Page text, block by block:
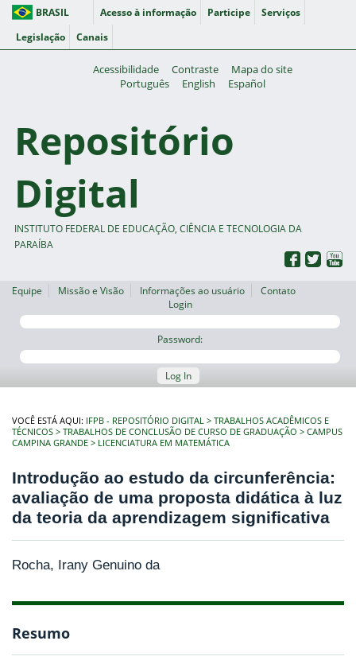
BRASIL Acesso à informação Participe
Serviços
Legislação
Canais
Acessibilidade Contraste
Mapa do site
Português
English Español
Repositório
Digital
INSTITUTO FEDERAL DE EDUCAÇÃO, CIÊNCIA E TECNOLOGIA DA
PARAÍBA
Equipe Missão e Visão Informações ao usuário
Contato
Login
Password:
Log In
VOCÊ ESTÁ AQUI: IFPB - REPOSITÓRIO DIGITAL
TRABALHOS ACADÊMICOS E
TÉCNICOS
TRABALHOS DE CONCLUSÃO DE CURSO DE GRADUAÇÃO
CAMPUS
CAMPINA GRANDE
LICENCIATURA EM MATEMÁTICA
Introdução ao estudo da circunferência:
avaliação de uma proposta didática à luz
da teoria da aprendizagem significativa
Rocha, Irany Genuino da
Resumo